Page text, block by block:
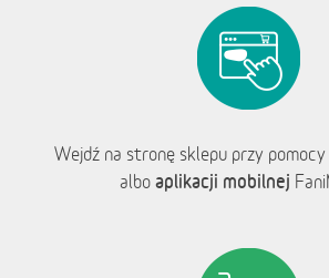
Wejdź na stronę sklepu przy pomocy
albo aplikacji mobilnej